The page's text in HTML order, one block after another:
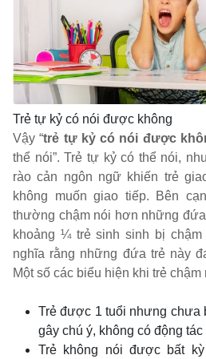
Trẻ tự kỷ có nói được không
Vậy “trẻ tự kỷ có nói được
thể nói”. Trẻ tự kỷ có thể nói,
rào cản ngôn ngữ khiến trẻ
không muốn giao tiếp. Bên
thường chậm nói hơn những
khoảng ¼ trẻ sinh sinh bị
nghĩa rằng những đứa trẻ này
Một số các biểu hiện khi trẻ chậm
Trẻ được 1 tuổi nhưng chưa
gây chú ý, không có động
Trẻ không nói được bất